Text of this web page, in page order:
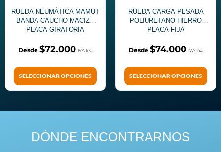
RUEDA NEUMÁTICA MAMUT
BANDA CAUCHO MACIZO
PLACA GIRATORIA
$72.000
SELECCIONAR OPCIONES
RUEDA CARGA PESADA
POLIURETANO HIERRO
PLACA FIJA
$74.000
SELECCIONAR OPCIONES
DÓNDE ENCONTRARNOS